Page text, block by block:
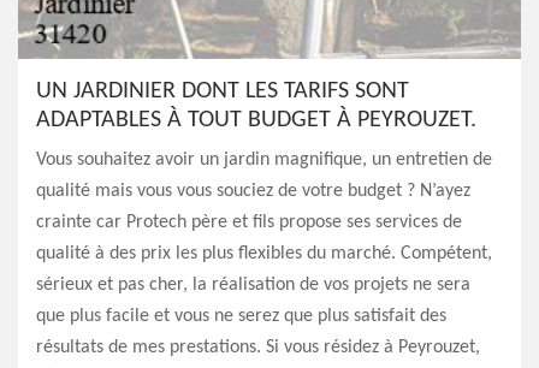
UN JARDINIER DONT LES TARIFS SONT
ADAPTABLES À TOUT BUDGET À PEYROUZET.
Vous souhaitez avoir un jardin magnifique, un entretien de
qualité mais vous vous souciez de votre budget ? N’ayez
crainte car Protech père et fils propose ses services de
qualité à des prix les plus flexibles du marché. Compétent,
sérieux et pas cher, la réalisation de vos projets ne sera
que plus facile et vous ne serez que plus satisfait des
résultats de mes prestations. Si vous résidez à Peyrouzet,